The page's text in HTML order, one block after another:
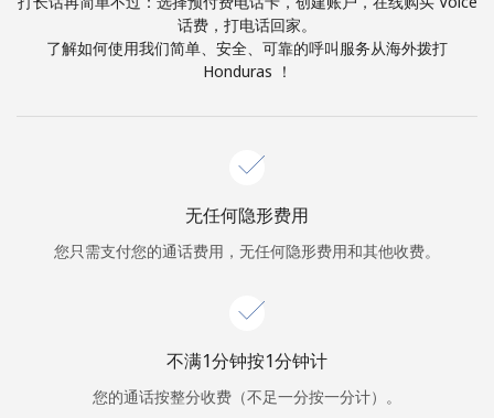
你好！
登录
话费，打电话回家。
了解如何使用我们简单、安全、可靠的呼叫服务从海外拨打
Honduras ！
无任何隐形费用
您只需支付您的通话费用，无任何隐形费用和其他收费。
不满1分钟按1分钟计
您的通话按整分收费（不足一分按一分计）。